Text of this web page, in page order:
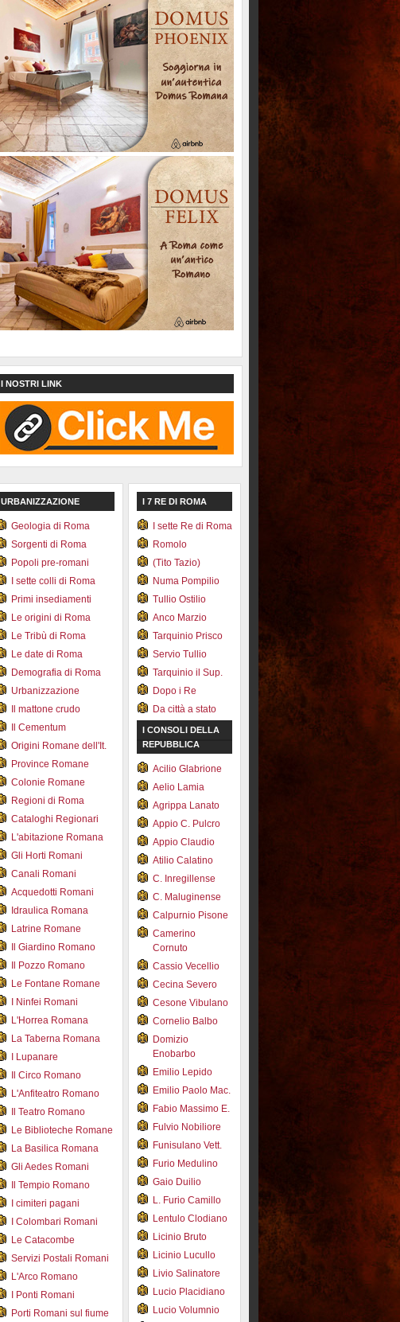
I NOSTRI LINK
URBANIZZAZIONE
Geologia di Roma
Sorgenti di Roma
Popoli pre-romani
I sette colli di Roma
Primi insediamenti
Le origini di Roma
Le Tribù di Roma
Le date di Roma
Demografia di Roma
Urbanizzazione
Il mattone crudo
Il Cementum
Origini Romane dell'It.
Province Romane
Colonie Romane
Regioni di Roma
Cataloghi Regionari
L'abitazione Romana
Gli Horti Romani
Canali Romani
Acquedotti Romani
Idraulica Romana
Latrine Romane
Il Giardino Romano
Il Pozzo Romano
Le Fontane Romane
I Ninfei Romani
L'Horrea Romana
La Taberna Romana
I Lupanare
Il Circo Romano
L'Anfiteatro Romano
Il Teatro Romano
Le Biblioteche Romane
La Basilica Romana
Gli Aedes Romani
Il Tempio Romano
I cimiteri pagani
I Colombari Romani
Le Catacombe
Servizi Postali Romani
L'Arco Romano
I Ponti Romani
Porti Romani sul fiume
I 7 RE DI ROMA
I sette Re di Roma
Romolo
(Tito Tazio)
Numa Pompilio
Tullio Ostilio
Anco Marzio
Tarquinio Prisco
Servio Tullio
Tarquinio il Sup.
Dopo i Re
Da città a stato
I CONSOLI DELLA
REPUBBLICA
Acilio Glabrione
Aelio Lamia
Agrippa Lanato
Appio C. Pulcro
Appio Claudio
Atilio Calatino
C. Inregillense
C. Maluginense
Calpurnio Pisone
Camerino
Cornuto
Cassio Vecellio
Cecina Severo
Cesone Vibulano
Cornelio Balbo
Domizio
Enobarbo
Emilio Lepido
Emilio Paolo Mac.
Fabio Massimo E.
Fulvio Nobiliore
Funisulano Vett.
Furio Medulino
Gaio Duilio
L. Furio Camillo
Lentulo Clodiano
Licinio Bruto
Licinio Lucullo
Livio Salinatore
Lucio Placidiano
Lucio Volumnio